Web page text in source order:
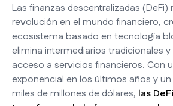
Las finanzas descentralizadas (DeFi)
revolución en el mundo financiero,
ecosistema basado en tecnología
elimina intermediarios tradicionales
acceso a servicios financieros. Con
exponencial en los últimos años y
miles de millones de dólares, las